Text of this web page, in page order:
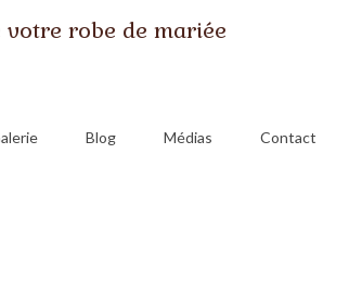
robe de mariée
Blog Médias Contact